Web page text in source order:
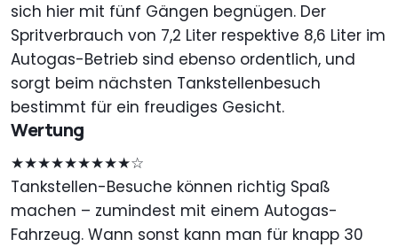
sich hier mit fünf Gängen begnügen. Der
Spritverbrauch von 7,2 Liter respektive 8,6 Liter im
Autogas-Betrieb sind ebenso ordentlich, und
sorgt beim nächsten Tankstellenbesuch
bestimmt für ein freudiges Gesicht.
Wertung
★★★★★★★★★☆
Tankstellen-Besuche können richtig Spaß
machen – zumindest mit einem Autogas-
Fahrzeug. Wann sonst kann man für knapp 30